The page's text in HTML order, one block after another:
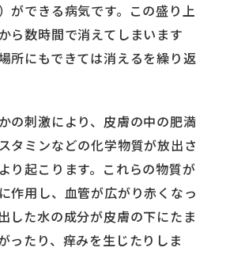
ができる病気です。この盛り上
ら数時間で消えてしまいます
所にもできては消えるを繰り返
の刺激により、皮膚の中の肥満
タミンなどの化学物質が放出さ
り起こります。これらの物質が
作用し、血管が広がり赤くなっ
した水の成分が皮膚の下にたま
ったり、痒みを生じたりしま